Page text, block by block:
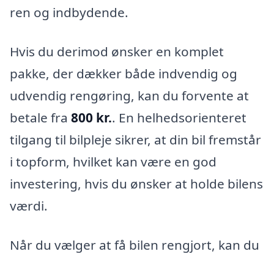
ren og indbydende.
Hvis du derimod ønsker en komplet
pakke, der dækker både indvendig og
udvendig rengøring, kan du forvente at
betale fra 800 kr.. En helhedsorienteret
tilgang til bilpleje sikrer, at din bil fremstår
i topform, hvilket kan være en god
investering, hvis du ønsker at holde bilens
værdi.
Når du vælger at få bilen rengjort, kan du